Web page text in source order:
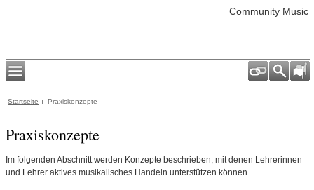
Community Music
Startseite Praxiskonzepte
Praxiskonzepte
Im folgenden Abschnitt werden Konzepte beschrieben, mit denen Lehrerinnen
und Lehrer aktives musikalisches Handeln unterstützen können.